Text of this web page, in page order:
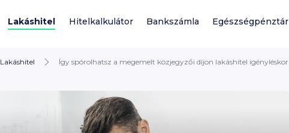
Lakáshitel Hitelkalkulátor Bankszámla Egészségpénztár
Lakáshitel Így spórolhatsz a megemelt közjegyzői díjon lakáshitel igényléskor